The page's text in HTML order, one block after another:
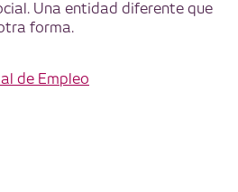
Una entidad diferente que
forma.
de Empleo